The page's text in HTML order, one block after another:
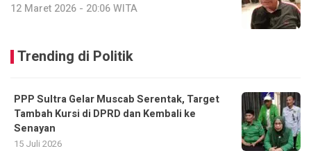
12 Maret 2026 - 20:06 WITA
Trending di Politik
PPP Sultra Gelar Muscab Serentak, Target
Tambah Kursi di DPRD dan Kembali ke
Senayan
15 Juli 2026